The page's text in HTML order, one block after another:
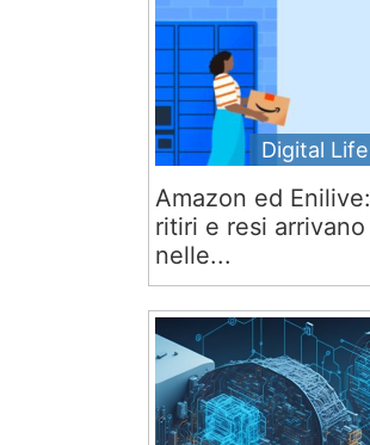
Digital Life
Amazon ed Enilive:
ritiri e resi arrivano
nelle...